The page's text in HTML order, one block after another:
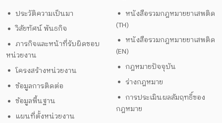
ประวัติความเป็นมา
วิสัยทัศน์ พันธกิจ
ภารกิจและหน้าที่รับผิดชอบ
หน่วยงาน
โครงสร้างหน่วยงาน
ข้อมูลการติดต่อ
ข้อมูลพื้นฐาน
แผนที่ตั้งหน่วยงาน
หนังสือรวมกฎหมายยาเสพติด
(TH)
หนังสือรวมกฎหมายยาเสพติด
(EN)
กฎหมายปัจจุบัน
ร่างกฎหมาย
การประเมินผลสัมฤทธิ์ของ
กฎหมาย